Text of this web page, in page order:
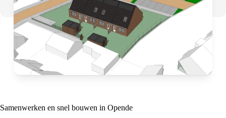
Samenwerken en snel bouwen in Opende